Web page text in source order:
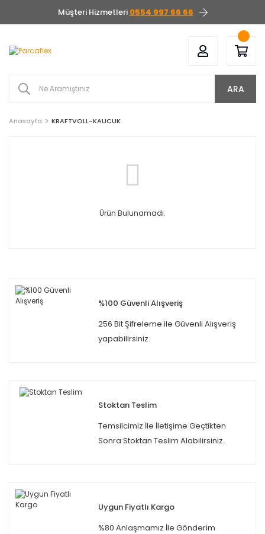
Müşteri Hizmetleri 0554 997 66 66
ARA
Anasayfa KRAFTVOLL-KAUCUK
Ürün Bulunamadı.
%100 Güvenli Alışveriş
256 Bit Şifreleme ile Güvenli Alışveriş
yapabilirsiniz.
Stoktan Teslim
Temsilcimiz İle İletişime Geçtikten
Sonra Stoktan Teslim Alabilirsiniz.
Uygun Fiyatlı Kargo
%80 Anlaşmamız İle Gönderim